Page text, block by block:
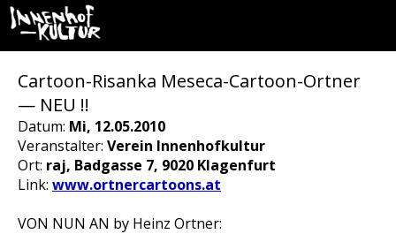
Cartoon-Risanka Meseca-Cartoon-Ortner
— NEU !!
Datum: Mi, 12.05.2010
Veranstalter: Verein Innenhofkultur
Ort: raj, Badgasse 7, 9020 Klagenfurt
Link: www.ortnercartoons.at
VON NUN AN by Heinz Ortner: